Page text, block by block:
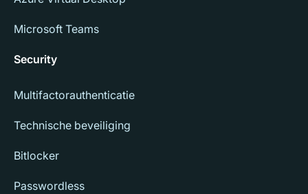
Microsoft Teams
Security
Multifactorauthenticatie
Technische beveiliging
Bitlocker
Passwordless